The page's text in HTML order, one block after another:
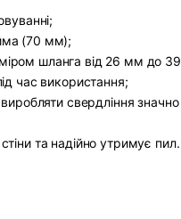
(70 мм);
шланга від 26 мм до
час використання;
свердління
та надійно утримує пил.